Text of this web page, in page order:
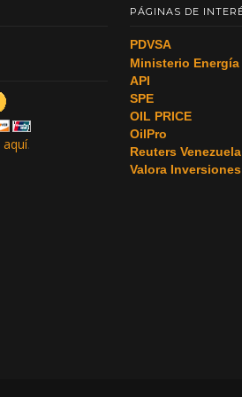
aquí.
PÁGINAS DE
PDVSA
Ministerio
API
SPE
OIL PRICE
OilPro
Reuters Venezuela
Valora Inversiones